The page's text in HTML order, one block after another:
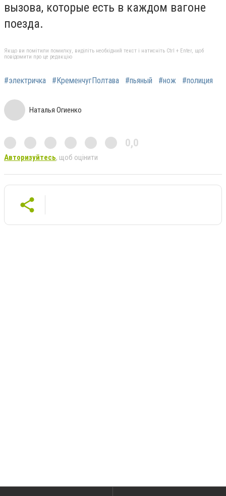
вызова, которые есть в каждом вагоне
поезда.
Якщо ви помітили помилку, виділіть необхідний текст і натисніть Ctrl + Enter, щоб
повідомити про це редакцію
#электричка #КременчугПолтава #пьяный #нож #полиция
Наталья Огиенко
0,0
Авторизуйтесь, щоб оцінити